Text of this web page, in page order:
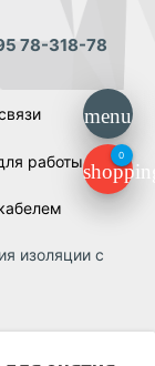
78-318-78
menu
0
работы ВОЛС
изоляции с